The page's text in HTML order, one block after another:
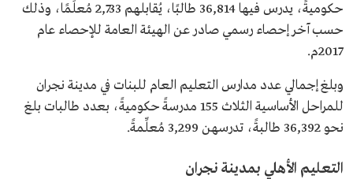
حكوميةً، يدرس فيها 36,814 طالبًا، يُقابلهم 2,733 مُعلِّمًا، وذلك
حسب آخر إحصاء رسمي صادر عن الهيئة العامة للإحصاء عام
2017م.
وبلغ إجمالي عدد مدارس التعليم العام للبنات في مدينة نجران
للمراحل الأساسية الثلاث 155 مدرسةً حكوميةً، بعدد طالبات بلغ
نحو 36,392 طالبةً، تدرسهن 3,299 مُعلِّمةً.
التعليم الأهلي بمدينة نجران